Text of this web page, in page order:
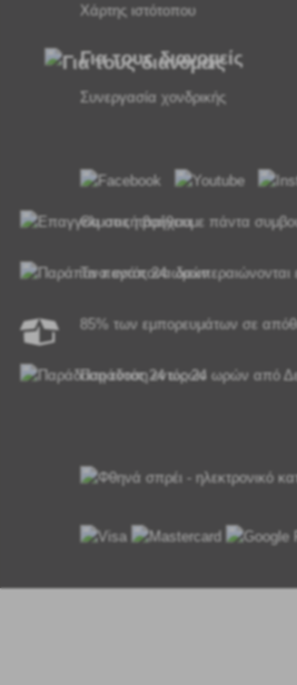
Χάρτης ιστότοπου
Για τους διανομείς
Συνεργασία χονδρικής
Θα σας παρέχουμε πάντα
Τα παράπονα διεκπεραιώνονται
85% των εμπορευμάτων σε
Παράδοση εντός 24 ωρών από